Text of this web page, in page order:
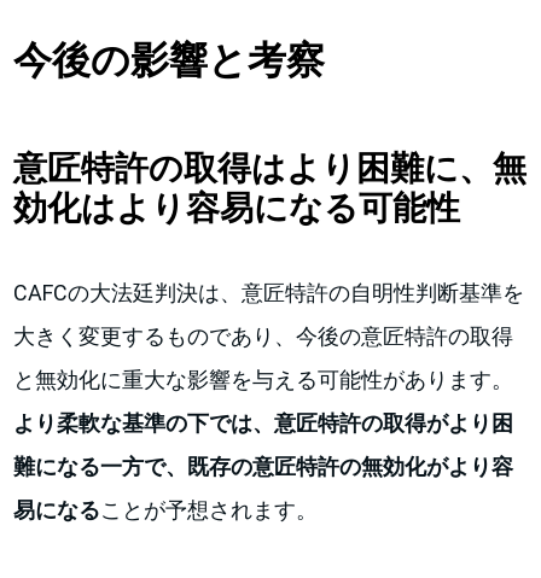
今後の影響と考察
意匠特許の取得はより困難に、無
効化はより容易になる可能性
CAFCの大法廷判決は、意匠特許の自明性判断基準を
大きく変更するものであり、今後の意匠特許の取得
と無効化に重大な影響を与える可能性があります。
より柔軟な基準の下では、意匠特許の取得がより困
難になる一方で、既存の意匠特許の無効化がより容
易になることが予想されます。